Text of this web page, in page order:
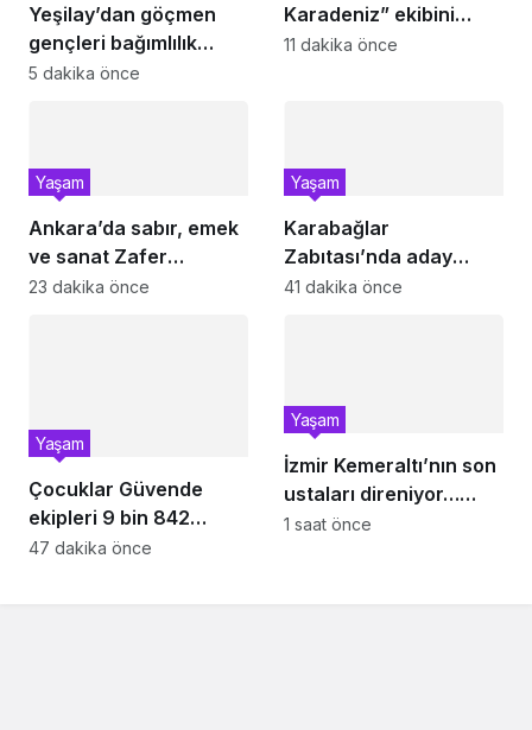
Yeşilay’dan göçmen
gençleri bağımlılık
risklerinden koruyacak
5 dakika önce
Karadeniz” ekibini
ağırladı! Film Festivali
11 dakika önce
Ankara’da sabır, emek
ve sanat Zafer
Çarşısı’nda hayat
Yaşam
23 dakika önce
Karabağlar
Zabıtası’nda aday
memurlar yemin etti
Yaşam
41 dakika önce
Çocuklar Güvende
ekipleri 9 bin 842
çocuğu spora ve
Yaşam
47 dakika önce
İzmir Kemeraltı’nın son
ustaları direniyor…
Çekiç sesleriyle
Yaşam
1 saat önce